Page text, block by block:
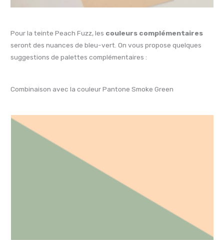
Pour la teinte Peach Fuzz, les couleurs complémentaires
seront des nuances de bleu-vert. On vous propose quelques
suggestions de palettes complémentaires :
Combinaison avec la couleur Pantone Smoke Green